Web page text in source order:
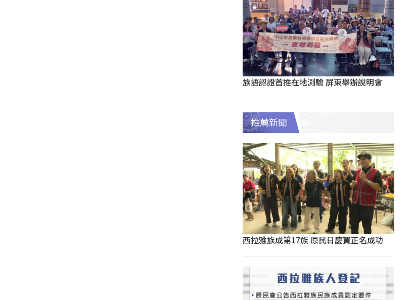
族語認證首推在地測驗 屏東舉辦說明會
推薦新聞
西拉雅族成第17族 原民日慶賀正名成功